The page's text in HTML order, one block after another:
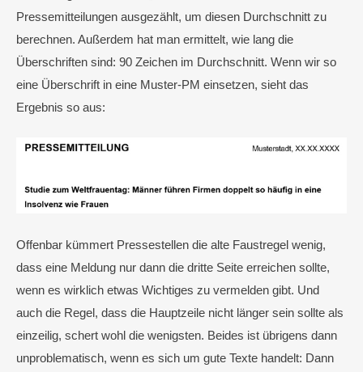
Pressemitteilungen ausgezählt, um diesen Durchschnitt zu
berechnen. Außerdem hat man ermittelt, wie lang die
Überschriften sind: 90 Zeichen im Durchschnitt. Wenn wir so
eine Überschrift in eine Muster-PM einsetzen, sieht das
Ergebnis so aus:
Offenbar kümmert Pressestellen die alte Faustregel wenig,
dass eine Meldung nur dann die dritte Seite erreichen sollte,
wenn es wirklich etwas Wichtiges zu vermelden gibt. Und
auch die Regel, dass die Hauptzeile nicht länger sein sollte als
einzeilig, schert wohl die wenigsten. Beides ist übrigens dann
unproblematisch, wenn es sich um gute Texte handelt: Dann